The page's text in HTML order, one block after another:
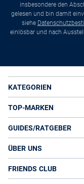
insbesondere den
gelesen und bin damit
siehe
einlösbar und nach
KATEGORIEN
TOP-MARKEN
GUIDES/RATGEBER
ÜBER UNS
FRIENDS CLUB